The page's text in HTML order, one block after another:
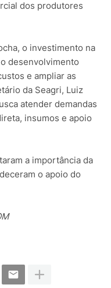
dos produtores
o investimento na
desenvolvimento
e ampliar as
da Seagri, Luiz
atender demandas
insumos e apoio
a importância da
o apoio do